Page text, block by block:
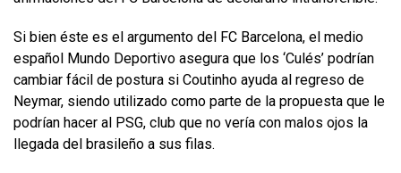
Si bien éste es el argumento del FC Barcelona, el medio
español Mundo Deportivo asegura que los ‘Culés’ podrían
cambiar fácil de postura si Coutinho ayuda al regreso de
Neymar, siendo utilizado como parte de la propuesta que le
podrían hacer al PSG, club que no vería con malos ojos la
llegada del brasileño a sus filas.